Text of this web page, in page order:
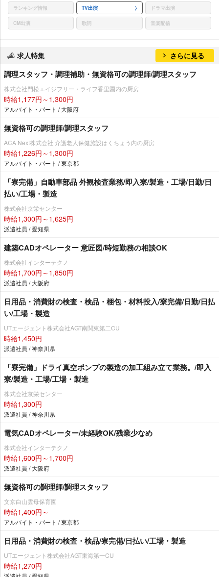
ランキング情報 TV出演 ドラマ出演
CM出演 歌詞 音楽配信
求人特集 さらに見る
調理スタッフ・調理補助・無資格可の調理師/調理スタッフ
株式会社門松エイジフリー・ライフ香里園内の厨房
時給1,177円～1,300円
アルバイト・パート / 大阪府
無資格可の調理師/調理スタッフ
ACA Next株式会社 介護老人保健施設はくちょう内の厨房
時給1,226円～1,300円
アルバイト・パート / 東京都
「寮完備」自動車部品 外観検査業務/即入寮/製造・工場/日勤/日
払い/工場・製造
株式会社京栄センター
時給1,300円～1,625円
派遣社員 / 愛知県
建築CADオペレーター 意匠図/時短勤務の相談OK
株式会社インターテクノ
時給1,700円～1,850円
派遣社員 / 大阪府
日用品・消費財の検査・検品・梱包・材料投入/寮完備/日勤/日払
い/工場・製造
UTエージェント株式会社AGT南関東第二CU
時給1,450円
派遣社員 / 神奈川県
「寮完備」ドライ真空ポンプの製造の加工組み立て業務。/即入
寮/製造・工場/工場・製造
株式会社京栄センター
時給1,300円
派遣社員 / 神奈川県
電気CADオペレーター/未経験OK/残業少なめ
株式会社インターテクノ
時給1,600円～1,700円
派遣社員 / 大阪府
無資格可の調理師/調理スタッフ
文京白山雲母保育園
時給1,400円～
アルバイト・パート / 東京都
日用品・消費財の検査・検品/寮完備/日払い/工場・製造
UTエージェント株式会社AGT東海第一CU
時給1,270円